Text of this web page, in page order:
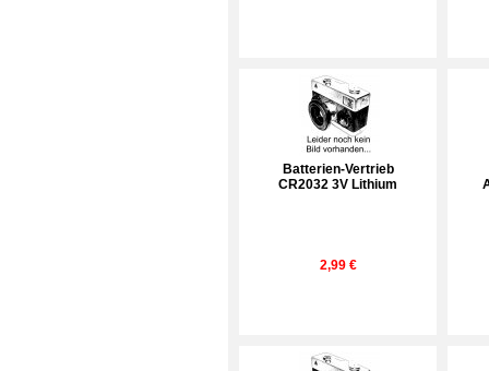
Batterien-Vertrieb
CR2032 3V Lithium
2,99 €